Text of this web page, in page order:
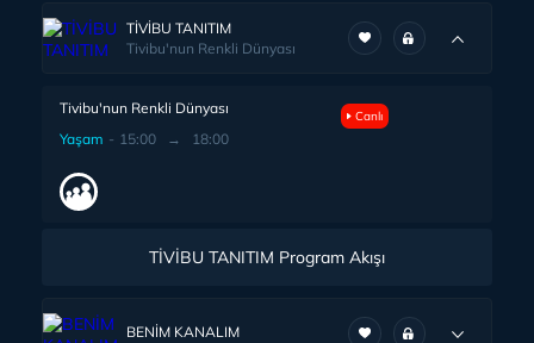
TİVİBU TANITIM
Tivibu'nun Renkli Dünyası
Tivibu'nun Renkli Dünyası
Yaşam - 15:00 → 18:00
Canlı
TİVİBU TANITIM Program Akışı
BENİM KANALIM